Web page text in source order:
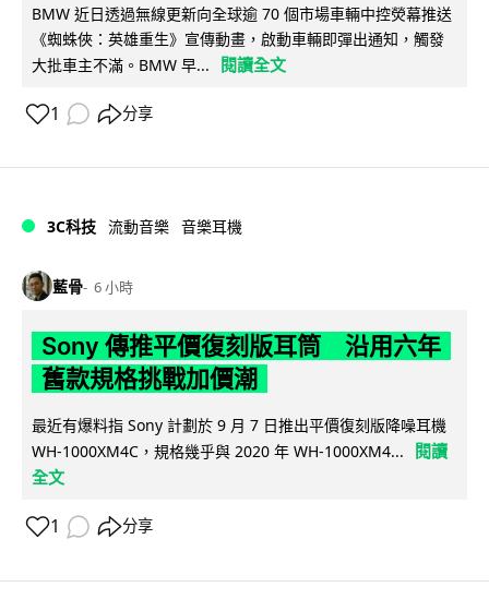
BMW 近日透過無線更新向全球逾 70 個市場車輛中控熒幕推送
《蜘蛛俠：英雄重生》宣傳動畫，啟動車輛即彈出通知，觸發
大批車主不滿。BMW 早...
閱讀全文
1 分享
3C科技 流動音樂 音樂耳機
藍骨 6 小時
Sony 傳推平價復刻版耳筒 沿用六年
舊款規格挑戰加價潮
最近有爆料指 Sony 計劃於 9 月 7 日推出平價復刻版降噪耳機
WH-1000XM4C，規格幾乎與 2020 年 WH-1000XM4...
閱讀
全文
1 分享